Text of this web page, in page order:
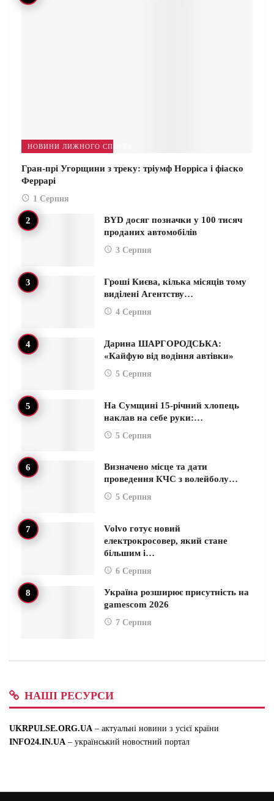
НОВИНИ ЛИЖНОГО СПОРТУ
Гран-прі Угорщини з треку: тріумф Норріса і фіаско
Феррарі
1 Серпня
BYD досяг позначки у 100 тисяч
проданих автомобілів
3 Серпня
Гроші Києва, кілька місяців тому
виділені Агентству…
4 Серпня
Дарина ШАРГОРОДСЬКА:
«Кайфую від водіння автівки»
5 Серпня
На Сумщині 15-річний хлопець
наклав на себе руки:…
5 Серпня
Визначено місце та дати
проведення КЧС з волейболу…
5 Серпня
Volvo готує новий
електрокросовер, який стане
більшим і…
6 Серпня
Україна розширює присутність на
gamescom 2026
7 Серпня
НАШІ РЕСУРСИ
UKRPULSE.ORG.UA – актуальні новини з усієї країни
INFO24.IN.UA – український новостний портал